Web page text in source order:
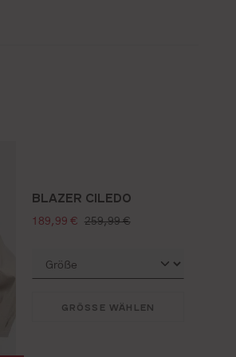
BLAZER CILEDO
verkaufspreis:
189,99 € regulärer preis:
259,99 €
GRÖSSE WÄHLEN